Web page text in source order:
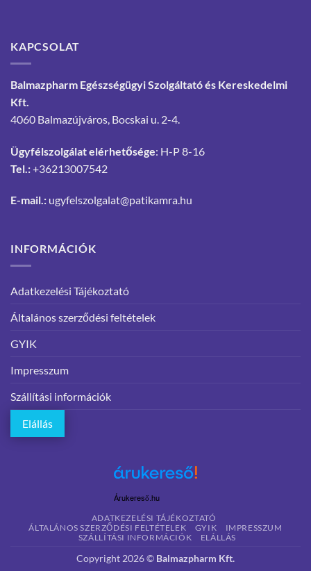
KAPCSOLAT
Balmazpharm Egészségügyi Szolgáltató és Kereskedelmi
Kft.
4060 Balmazújváros, Bocskai u. 2-4.
Ügyfélszolgálat elérhetősége: H-P 8-16
Tel.:+36213007542
E-mail.: ugyfelszolgalat@patikamra.hu
INFORMÁCIÓK
Adatkezelési Tájékoztató
Általános szerződési feltételek
GYIK
Impresszum
Szállítási információk
Elállás
Árukereső.hu
ADATKEZELÉSI TÁJÉKOZTATÓ
ÁLTALÁNOS SZERZŐDÉSI FELTÉTELEK
GYIK
IMPRESSZUM
SZÁLLÍTÁSI INFORMÁCIÓK
ELÁLLÁS
Copyright 2026 © Balmazpharm Kft.